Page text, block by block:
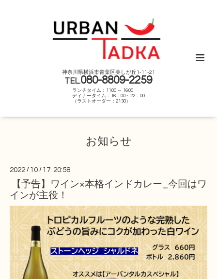
神奈川県横浜市青葉区美しが丘1-11-21
TEL.080-8809-2259
ランチタイム：11:00 ～ 16:00
ディナータイム：16：00～22：00
（ラストオーダー：21:30）
お知らせ
2022 / 10 / 17 20:58
【予告】ワイン×本格インドカレー_今回はワ
インが主役！